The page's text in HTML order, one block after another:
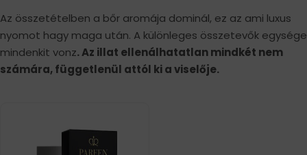
Az összetételben a bőr aromája dominál, ez az ami luxus
nyomot hagy maga után. A különleges összetevők egysége
mindenkit vonz. Az illat ellenálhatatlan mindkét nem
számára, függetlenül attól ki a viselője.